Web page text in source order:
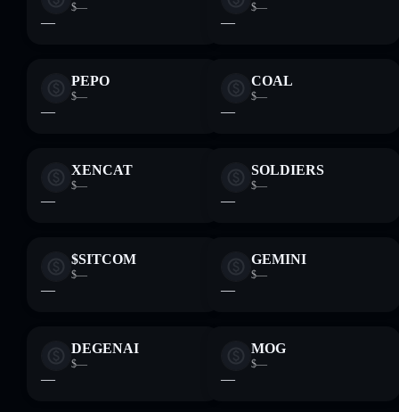
$—
—
$—
—
PEPO
$—
—
COAL
$—
—
XENCAT
$—
—
SOLDIERS
$—
—
$SITCOM
$—
—
GEMINI
$—
—
DEGENAI
$—
—
MOG
$—
—